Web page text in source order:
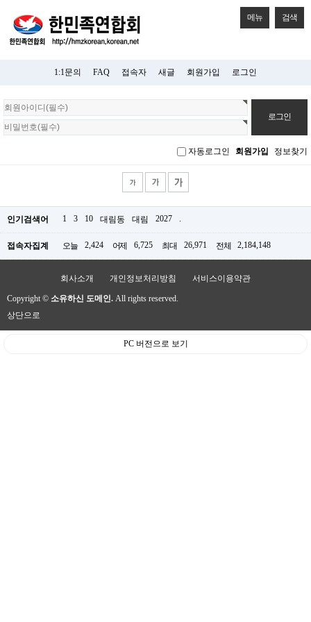
메뉴 검색
1:1문의 FAQ 접속자 새글 회원가입 로그인
회
원
로
자동로그인 회원가입 정보찾기
인기검색어 1 3 10 대림동 대림 2027 .
접속자집계 오늘 2,424 어제 6,725 최대 26,971 전체 2,184,148
회사소개 개인정보처리방침 서비스이용약관
Copyright © 소유하신 도메인. All rights reserved.
상단으로
PC 버전으로 보기